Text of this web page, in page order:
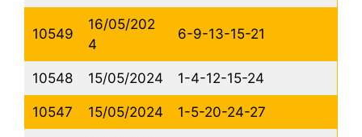
10549
16/05/202
4
6-9-13-15-21
10548 15/05/2024 1-4-12-15-24
10547 15/05/2024 1-5-20-24-27